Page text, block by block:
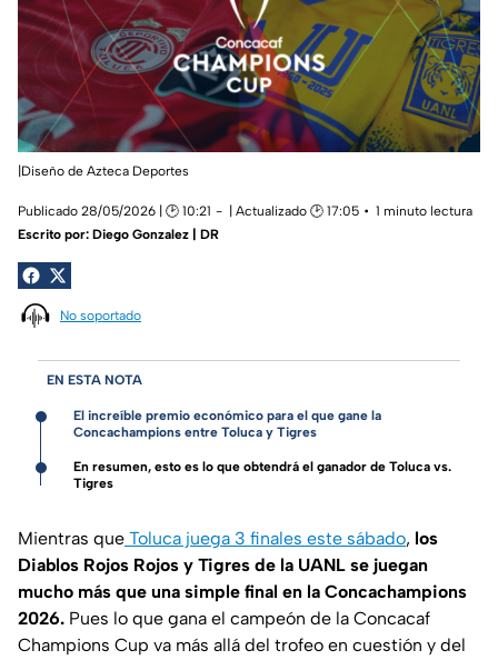
|Diseño de Azteca Deportes
Publicado 28/05/2026 | 🕑 10:21 | Actualizado 🕑 17:05
1 minuto lectura
Escrito por: Diego Gonzalez | DR
No soportado
EN ESTA NOTA
El increíble premio económico para el que gane la
Concachampions entre Toluca y Tigres
En resumen, esto es lo que obtendrá el ganador de Toluca vs.
Tigres
Mientras que Toluca juega 3 finales este sábado, los
Diablos Rojos Rojos y Tigres de la UANL se juegan
mucho más que una simple final en la Concachampions
2026. Pues lo que gana el campeón de la Concacaf
Champions Cup va más allá del trofeo en cuestión y del